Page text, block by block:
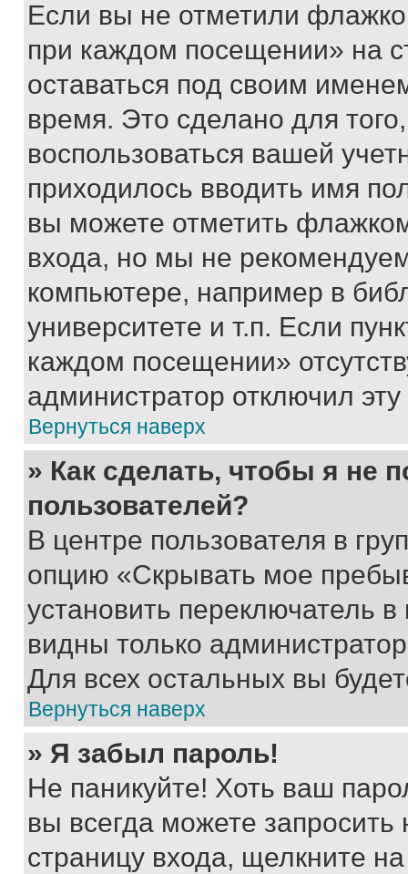
Если вы не отметили
при каждом посещении» на
оставаться под своим
время. Это сделано для
воспользоваться вашей
приходилось вводить имя
вы можете отметить
входа, но мы не
компьютере, например в
университете и т.п. Если
каждом посещении»
администратор отключил
Вернуться наверх
» Как сделать, чтобы я не
пользователей?
В центре пользователя в
опцию «Скрывать мое
установить переключатель
видны только
Для всех остальных вы
Вернуться наверх
» Я забыл пароль!
Не паникуйте! Хоть ваш
вы всегда можете
страницу входа, щелкните